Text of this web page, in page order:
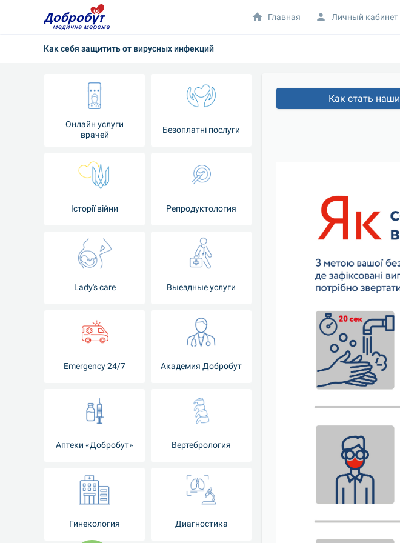
Как себя защитить от вирусных инфекций
Онлайн услуги
врачей
Безоплатні послуги
Iсторії війни Репродуктология
Lady's care Выездные услуги
Emergency 24/7 Академия Добробут
Аптеки «Добробут» Вертебрология
Гинекология Диагностика
Как стать
Главная Личный кабинет